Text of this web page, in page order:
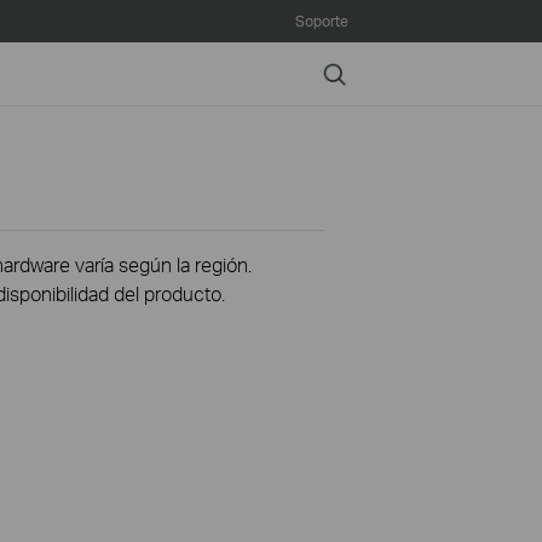
Soporte
Search
varía según la región.
del producto.